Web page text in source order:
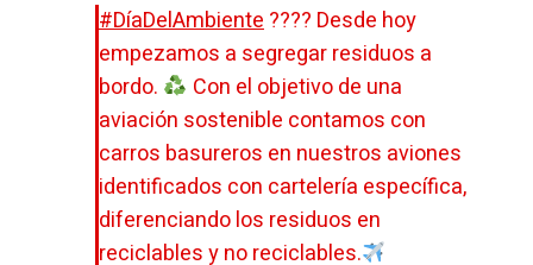
#DíaDelAmbiente???? Desde hoy
empezamos a segregar residuos a
bordo.
Con el objetivo de una
aviación sostenible contamos con
carros basureros en nuestros aviones
identificados con cartelería específica,
diferenciando los residuos en
reciclables y no reciclables.